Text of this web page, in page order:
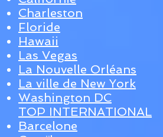
Charleston
Floride
Hawaii
Las Vegas
La Nouvelle Orléans
La ville de New York
Washington DC
TOP INTERNATIONAL
Barcelone